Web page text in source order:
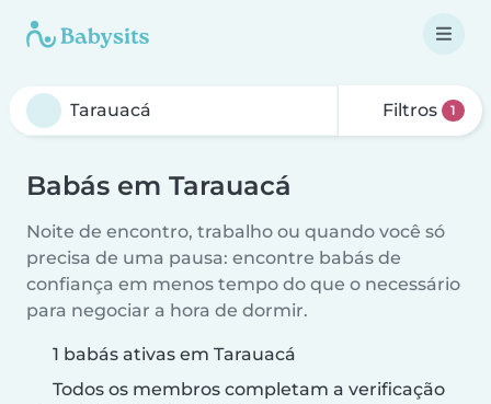
Filtros 1
Babás em Tarauacá
Noite de encontro, trabalho ou quando você só
precisa de uma pausa: encontre babás de
confiança em menos tempo do que o necessário
para negociar a hora de dormir.
1 babás ativas em Tarauacá
Todos os membros completam a verificação